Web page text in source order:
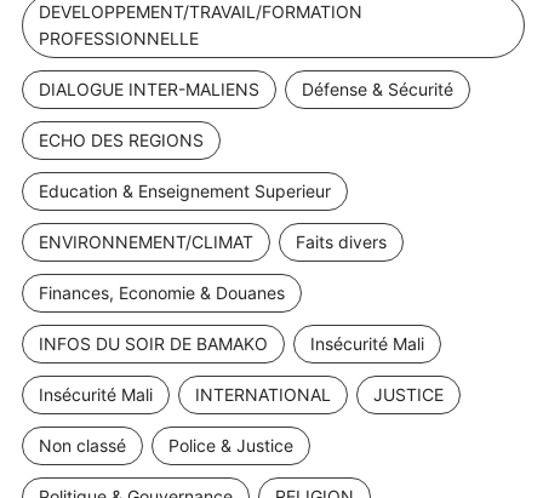
DEVELOPPEMENT/TRAVAIL/FORMATION
PROFESSIONNELLE
DIALOGUE INTER-MALIENS Défense & Sécurité
ECHO DES REGIONS
Education & Enseignement Superieur
ENVIRONNEMENT/CLIMAT Faits divers
Finances, Economie & Douanes
INFOS DU SOIR DE BAMAKO Insécurité Mali
Insécurité Mali INTERNATIONAL JUSTICE
Non classé Police & Justice